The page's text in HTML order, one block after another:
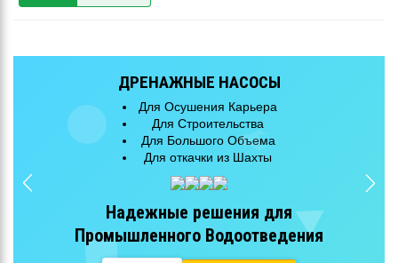
ДРЕНАЖНЫЕ НАСОСЫ
Для Осушения Карьера
Для Строительства
Для Большого Объема
Для откачки из Шахты
Надежные решения для
Промышленного Водоотведения